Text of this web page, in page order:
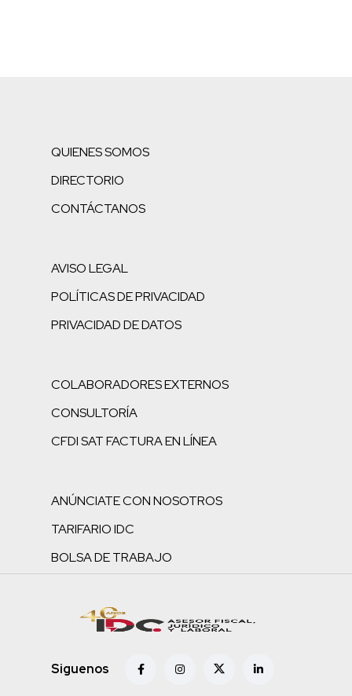
QUIENES SOMOS
DIRECTORIO
CONTÁCTANOS
AVISO LEGAL
POLÍTICAS DE PRIVACIDAD
PRIVACIDAD DE DATOS
COLABORADORES EXTERNOS
CONSULTORÍA
CFDI SAT FACTURA EN LÍNEA
ANÚNCIATE CON NOSOTROS
TARIFARIO IDC
BOLSA DE TRABAJO
Siguenos